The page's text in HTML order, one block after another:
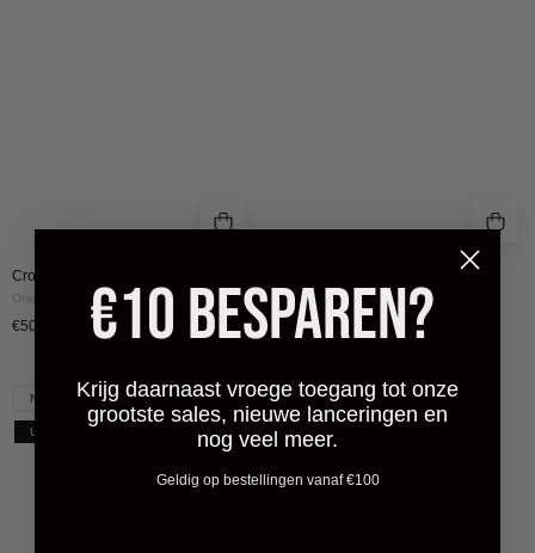
Croyez Fumes Bracelet
Orange
€50
White
€50
CROYEZ
FUMES
BRACELET
NIEUW
UITVERKOCHT
€10 BESPAREN?
Krijg daarnaast vroege toegang tot onze
grootste sales, nieuwe lanceringen en
nog veel meer.
Geldig op bestellingen vanaf €100